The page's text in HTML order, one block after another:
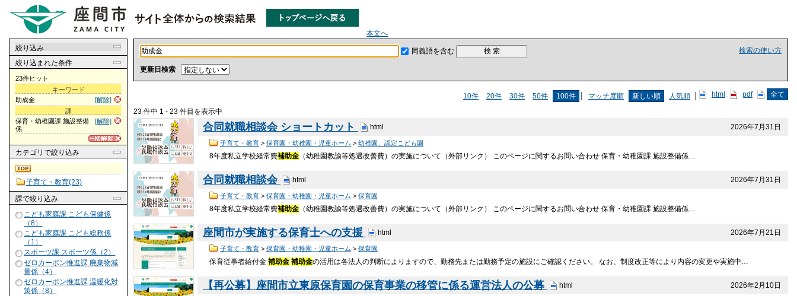
本文へ
絞り込み
絞り込まれた条件
23件ヒット
キーワード
[解除]
助成金
課
[解除]
保育・幼稚園課 施設整備
係
カテゴリ で絞り込み
子育て・教育(23)
課で絞り込み
こども家庭課 こども保健係
（8）
こども家庭課 こども総務係
（1）
スポーツ課 スポーツ係（2）
ゼロカーボン推進課 廃棄物減
量係（4）
ゼロカーボン推進課 温暖化対
策係（8）
検索の使い方
同義語を含む
更新日検索
10件 20件 30件 50件 100件 マッチ度順 新しい順 人気順 html pdf 全て
23 件中 1 - 23 件目を表示中
2026年7月31日
合同就職相談会 ショートカット html
子育て・教育> 保育園・幼稚園・児童ホーム > 幼稚園、認定こども園
8年度私立学校経常費補助金 （幼稚園教諭等処遇改善費）の実施について（外部リンク） このページに関するお問い合わせ 保育・幼稚園課 施設整備係…
2026年7月31日
合同就職相談会 html
子育て・教育> 保育園・幼稚園・児童ホーム > 保育園
8年度私立学校経常費補助金 （幼稚園教諭等処遇改善費）の実施について（外部リンク） このページに関するお問い合わせ 保育・幼稚園課 施設整備係…
2026年7月21日
座間市が実施する保育士への支援 html
子育て・教育> 保育園・幼稚園・児童ホーム > 保育園
保育従事者給付金補助金 補助金の活用は各法人の判断によりますので、勤務先または勤務予定の施設にご確認ください。 なお、制度改正等により内容の変更や実施中…
2026年2月10日
【再公募】座間市立東原保育園の保育事業の移管に係る運営法人の公募 html